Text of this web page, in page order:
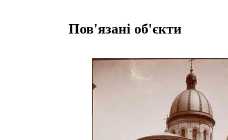
Пов'язані об'єкти